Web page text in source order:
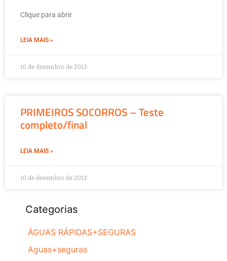
Clique para abrir
LEIA MAIS »
10 de dezembro de 2013
PRIMEIROS SOCORROS – Teste
completo/final
LEIA MAIS »
10 de dezembro de 2013
Categorias
ÁGUAS RÁPIDAS+SEGURAS
Aguas+seguras